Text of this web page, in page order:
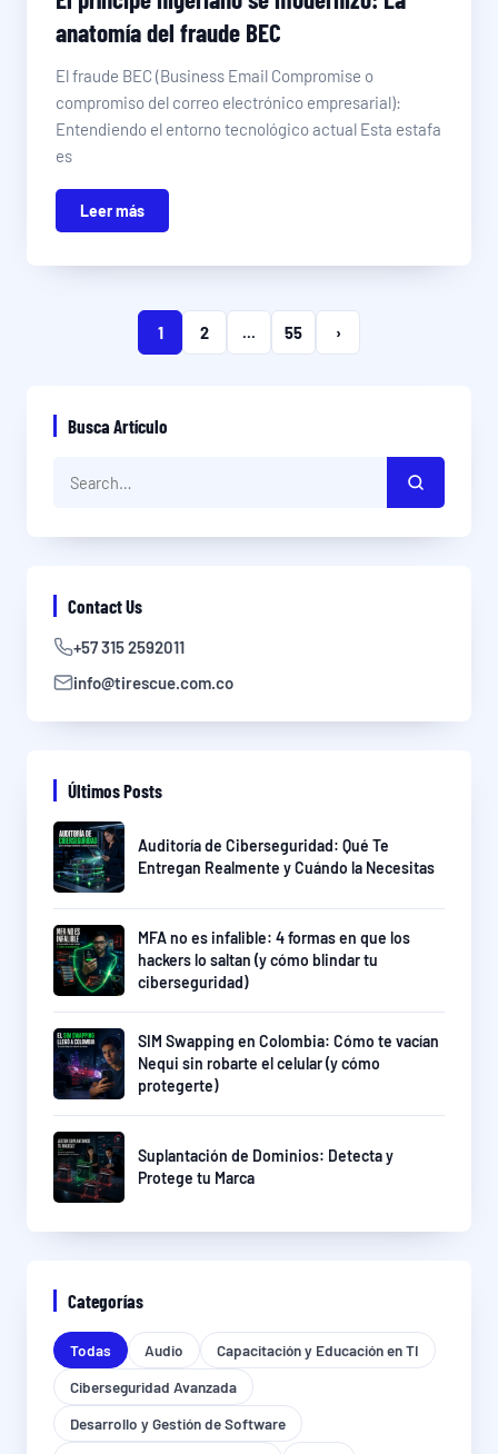
anatomía del fraude BEC
El fraude BEC (Business Email Compromise o
compromiso del correo electrónico empresarial):
Entendiendo el entorno tecnológico actual Esta estafa
es
Leer más
1 2 ... 55 ›
Busca Artículo
Contact Us
+57 315 2592011
info@tirescue.com.co
Últimos Posts
Auditoría de Ciberseguridad: Qué Te
Entregan Realmente y Cuándo la Necesitas
MFA no es infalible: 4 formas en que los
hackers lo saltan (y cómo blindar tu
ciberseguridad)
SIM Swapping en Colombia: Cómo te vacían
Nequi sin robarte el celular (y cómo
protegerte)
Suplantación de Dominios: Detecta y
Protege tu Marca
Categorías
Todas Audio
Capacitación y Educación en TI
Ciberseguridad Avanzada
Desarrollo y Gestión de Software